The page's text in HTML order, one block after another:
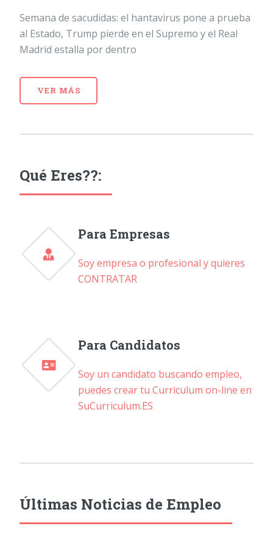
Semana de sacudidas: el hantavirus pone a prueba
al Estado, Trump pierde en el Supremo y el Real
Madrid estalla por dentro
VER MÁS
Qué Eres??:
Para Empresas
Soy empresa o profesional y quieres
CONTRATAR
Para Candidatos
Soy un candidato buscando empleo,
puedes crear tu Curriculum on-line en
SuCurriculum.ES
Últimas Noticias de Empleo